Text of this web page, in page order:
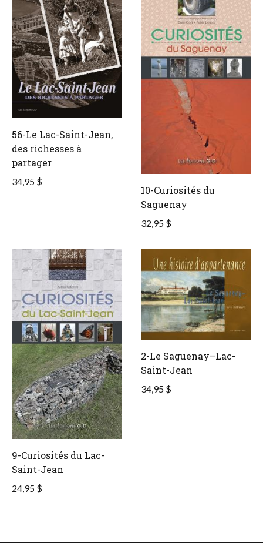
56-Le Lac-Saint-Jean,
des richesses à
partager
34,95 $
10-Curiosités du
Saguenay
32,95 $
9-Curiosités du Lac-
Saint-Jean
24,95 $
2-Le Saguenay–Lac-
Saint-Jean
34,95 $